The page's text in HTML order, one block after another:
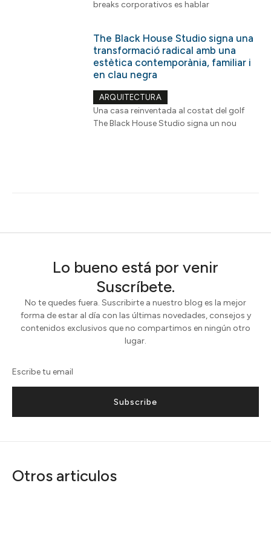
breaks corporativos es hablar
The Black House Studio signa una
transformació radical amb una
estètica contemporània, familiar i
en clau negra
ARQUITECTURA
Una casa reinventada al costat del golf
The Black House Studio signa un nou
Lo bueno está por venir
Suscríbete.
No te quedes fuera. Suscribirte a nuestro blog es la mejor
forma de estar al día con las últimas novedades, consejos y
contenidos exclusivos que no compartimos en ningún otro
lugar.
Subscribe
Otros articulos